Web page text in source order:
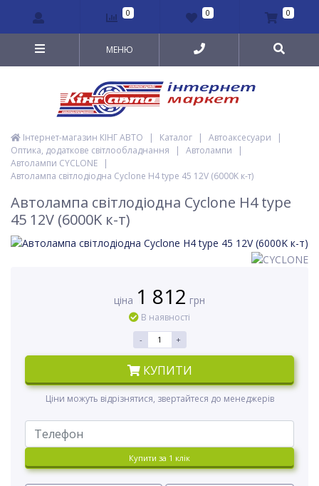
0 0 0
МЕНЮ
Інтернет-магазин КІНГ АВТО | Каталог | Автоаксесуари
|
Оптика, додаткове світлообладнання
| Автолампи
|
Автолампи CYCLONE
|
Автолампа світлодіодна Cyclone H4 type 45 12V (6000K к-т)
Автолампа світлодіодна Cyclone H4 type
45 12V (6000K к-т)
ціна 1 812 грн
В наявності
- +
КУПИТИ
Ціни можуть відрізнятися, звертайтеся до менеджерів
Купити за 1 клiк